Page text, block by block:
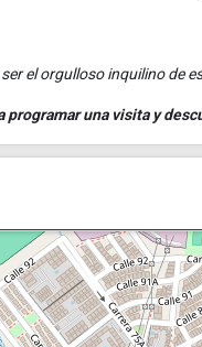
el orgulloso inquilino de
programar una visita y